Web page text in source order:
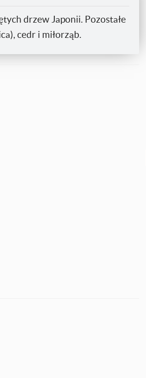
drzew Japonii. Pozostałe
cedr i miłorząb.